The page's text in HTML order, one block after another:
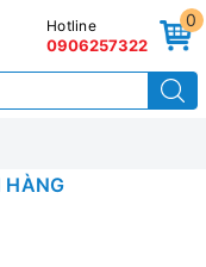
0
Hotline
0906257322
HÀNG